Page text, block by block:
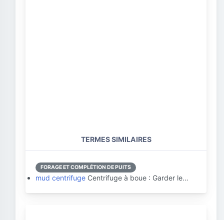
TERMES SIMILAIRES
FORAGE ET COMPLÉTION DE PUITS
mud centrifuge Centrifuge à boue : Garder le…